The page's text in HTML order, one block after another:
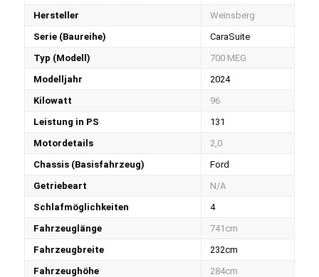
Hersteller
Weinsberg
Serie (Baureihe)
CaraSuite
Typ (Modell)
700 MEG
Modelljahr
2024
Kilowatt
96
Leistung in PS
131
Motordetails
2,0
Chassis (Basisfahrzeug)
Ford
Getriebeart
N/A
Schlafmöglichkeiten
4
Fahrzeuglänge
741cm
Fahrzeugbreite
232cm
Fahrzeughöhe
284cm